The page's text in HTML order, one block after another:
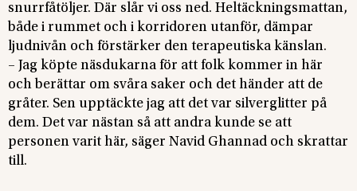
snurrfåtöljer. Där slår vi oss ned. Heltäckningsmattan,
både i rummet och i korridoren utanför, dämpar
ljudnivån och förstärker den terapeutiska känslan.
– Jag köpte näsdukarna för att folk kommer in här
och berättar om svåra saker och det händer att de
gråter. Sen upptäckte jag att det var silverglitter på
dem. Det var nästan så att andra kunde se att
personen varit här, säger Navid Ghannad och skrattar
till.